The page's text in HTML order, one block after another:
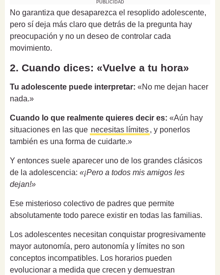
PUBLICIDAD
No garantiza que desaparezca el resoplido adolescente,
pero sí deja más claro que detrás de la pregunta hay
preocupación y no un deseo de controlar cada
movimiento.
2. Cuando dices: «Vuelve a tu hora»
Tu adolescente puede interpretar: «No me dejan hacer
nada.»
Cuando lo que realmente quieres decir es: «Aún hay
situaciones en las que necesitas límites, y ponerlos
también es una forma de cuidarte.»
Y entonces suele aparecer uno de los grandes clásicos
de la adolescencia: «¡Pero a todos mis amigos les
dejan!»
Ese misterioso colectivo de padres que permite
absolutamente todo parece existir en todas las familias.
Los adolescentes necesitan conquistar progresivamente
mayor autonomía, pero autonomía y límites no son
conceptos incompatibles. Los horarios pueden
evolucionar a medida que crecen y demuestran